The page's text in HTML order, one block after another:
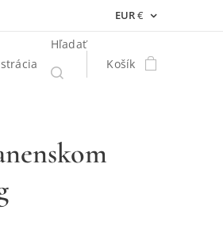
EUR€
Hľadať
Košík